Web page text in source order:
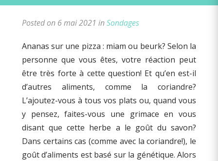
Posted on 6 mai 2021 inSondages
Ananas sur une pizza : miam ou beurk? Selon la
personne que vous êtes, votre réaction peut
être très forte à cette question! Et qu’en est-il
d’autres aliments, comme la coriandre?
L’ajoutez-vous à tous vos plats ou, quand vous
y pensez, faites-vous une grimace en vous
disant que cette herbe a le goût du savon?
Dans certains cas (comme avec la coriandre!), le
goût d’aliments est basé sur la génétique. Alors